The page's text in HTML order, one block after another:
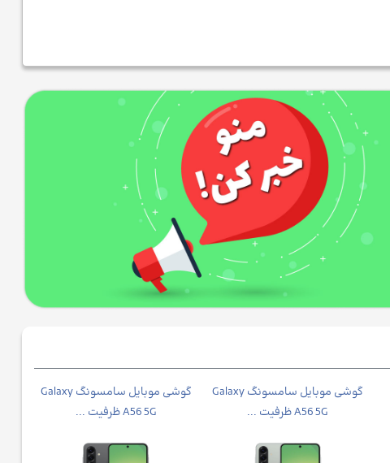
گوشی موبايل سامسونگ Galaxy
A56 5G ظرفیت ...
گوشی موبايل سامسونگ Galaxy
A56 5G ظرفیت ...